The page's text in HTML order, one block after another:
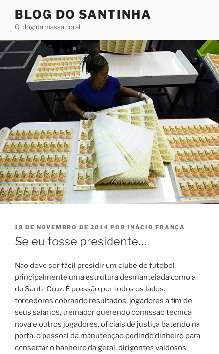
conteúdo
BLOG DO SANTINHA
O blog da massa coral
PUBLICADO
EM
19 DE NOVEMBRO DE 2014 POR INÁCIO FRANÇA
Se eu fosse presidente…
Não deve ser fácil presidir um clube de futebol,
principalmente uma estrutura desmantelada como a
do Santa Cruz. É pressão por todos os lados:
torcedores cobrando resultados, jogadores a fim de
seus salários, treinador querendo comissão técnica
nova e outros jogadores, oficiais de justiça batendo na
porta, o pessoal da manutenção pedindo dinheiro para
consertar o banheiro da geral, dirigentes vaidosos